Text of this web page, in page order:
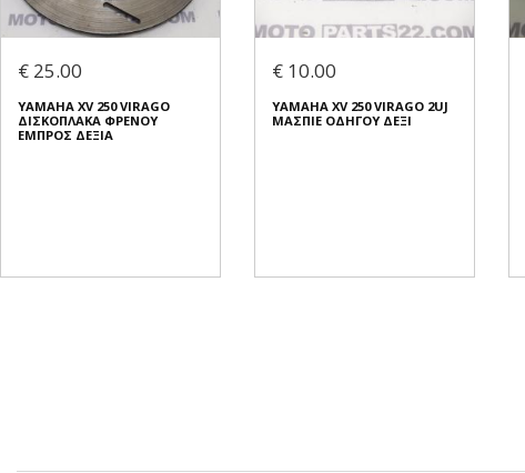
€ 25.00
YAMAHA XV 250 VIRAGO
ΔΙΣΚΟΠΛΑΚΑ ΦΡΕΝΟΥ
ΕΜΠΡΟΣ ΔΕΞΙΑ
€ 10.00
YAMAHA XV 250 VIRAGO 2UJ
ΜΑΣΠΙΕ ΟΔΗΓΟΥ ΔΕΞΙ